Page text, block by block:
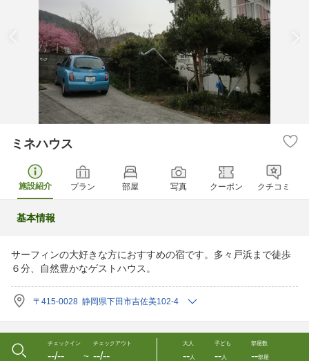
ミネハウス
施設紹介 プラン 部屋 写真 クーポン クチコミ
基本情報
サーフィンの大好きな方におすすめの宿です。多々戸浜まで徒歩
６分、自然豊かなゲストハウス。
〒415-0028 静岡県下田市吉佐美102-4
チェックイン
--/-- 〜
チェックアウト
--/--
大人
--人
子ども
--人
部屋数
--部屋